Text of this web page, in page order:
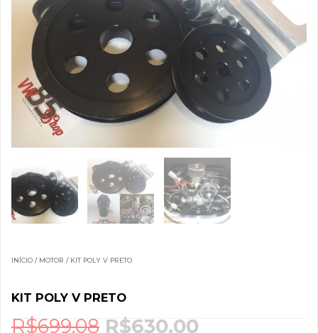
INÍCIO / MOTOR / KIT POLY V PRETO
KIT POLY V PRETO
R$699,08 R$630,00